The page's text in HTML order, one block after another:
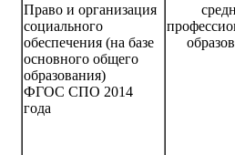
Право и организация
социального
обеспечения (на базе
основного общего
образования)
ФГОС СПО 2014
года